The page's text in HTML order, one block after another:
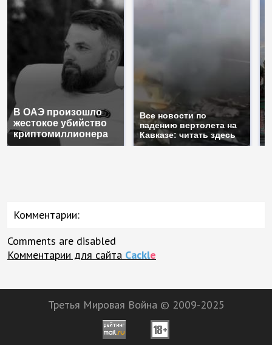
В ОАЭ произошло
жестокое убийство
криптомиллионера
Все новости по
падению вертолета на
Кавказе: читать здесь
Комментарии:
Comments are disabled
Комментарии для сайта Cackle
Третья Мировая Война © 2009-2025